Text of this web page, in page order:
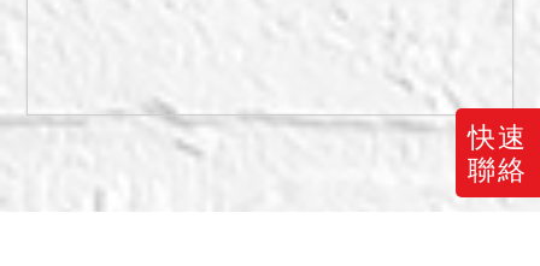
快速
聯絡
三、投標人應自行查明債務
人有無積欠工程受益費、水
電瓦斯費、管理費、公共基
金等，應依公寓大廈管理條
例第24條規定辦理，並注意
拍定後民法第799之1條第4